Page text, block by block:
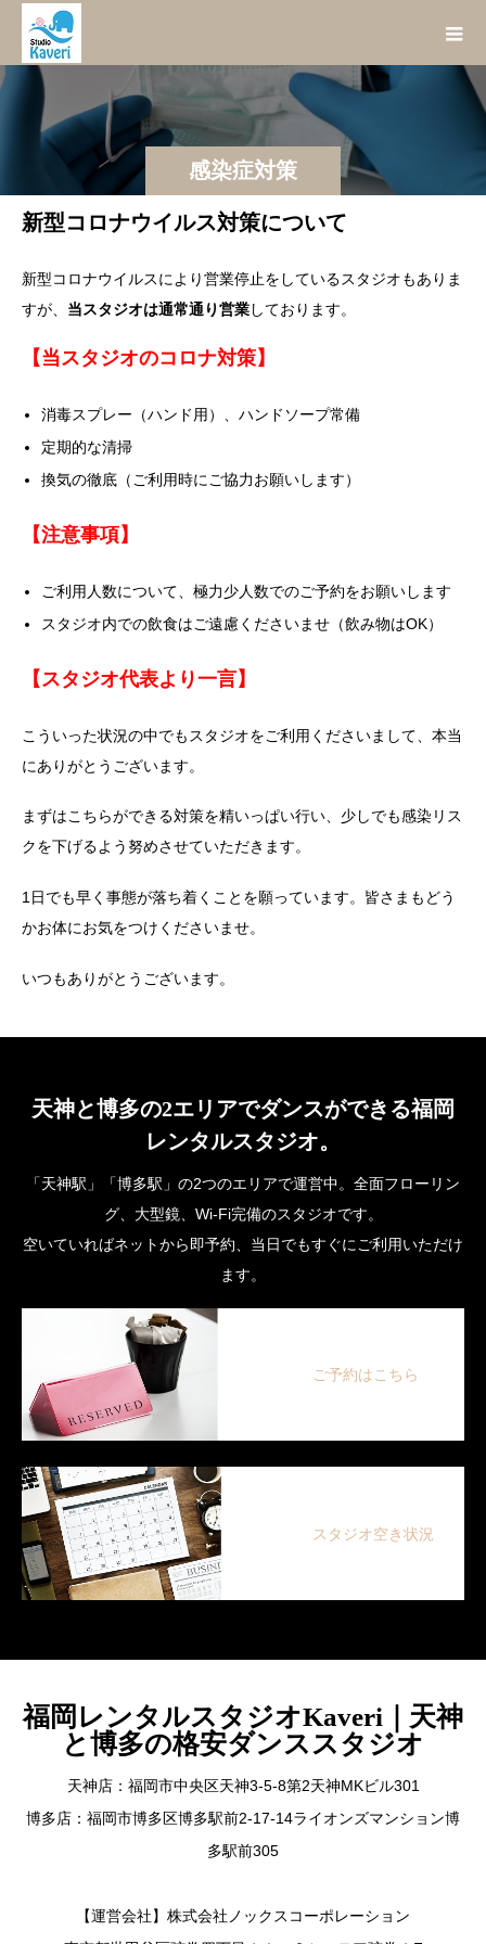
感染症対策
新型コロナウイルス対策について
新型コロナウイルスにより営業停止をしているスタジオもありま
すが、 当スタジオは通常通り営業しております。
【当スタジオのコロナ対策】
消毒スプレー（ハンド用）、ハンドソープ常備
定期的な清掃
換気の徹底（ご利用時にご協力お願いします）
【注意事項】
ご利用人数について、極力少人数でのご予約をお願いします
スタジオ内での飲食はご遠慮くださいませ（飲み物はOK）
【スタジオ代表より一言】
こういった状況の中でもスタジオをご利用くださいまして、本当
にありがとうございます。
まずはこちらができる対策を精いっぱい行い、少しでも感染リス
クを下げるよう努めさせていただきます。
1日でも早く事態が落ち着くことを願っています。皆さまもどう
かお体にお気をつけくださいませ。
いつもありがとうございます。
天神と博多の2エリアでダンスができる福岡
レンタルスタジオ。
「天神駅」「博多駅」の2つのエリアで運営中。全面フローリン
グ、大型鏡、Wi-Fi完備のスタジオです。
空いていればネットから即予約、当日でもすぐにご利用いただけ
ます。
ご予約はこちら
スタジオ空き状況
福岡レンタルスタジオKaveri｜天神
と博多の格安ダンススタジオ
天神店：福岡市中央区天神3-5-8第2天神MKビル301
博多店：福岡市博多区博多駅前2-17-14ライオンズマンション博
多駅前305
【運営会社】株式会社ノックスコーポレーション